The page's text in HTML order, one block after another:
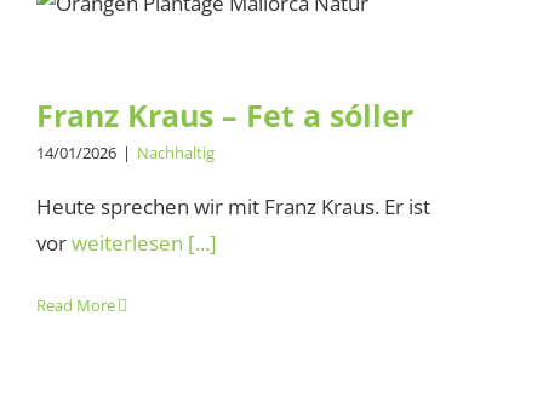
Franz Kraus – Fet a sóller
Franz Kraus – Fet a sóller
14/01/2026 | Nachhaltig
Heute sprechen wir mit Franz Kraus. Er ist
vorweiterlesen [...]
Read More